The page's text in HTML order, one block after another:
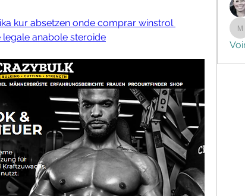
kur absetzen onde comprar winstrol
anabole steroide